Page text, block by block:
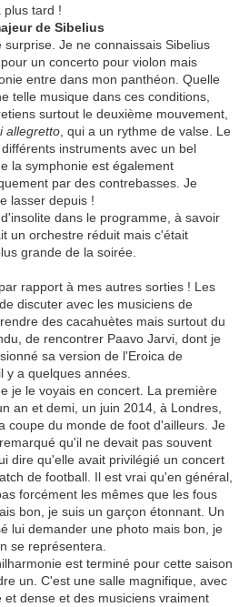
plus tard !
de Sibelius
Je ne connaissais Sibelius
un concerto pour violon mais
entre dans mon panthéon. Quelle
telle musique dans ces conditions,
surtout le deuxième mouvement,
allegretto , qui a un rythme de valse. Le
instruments avec un bel
la symphonie est également
par des contrebasses. Je
lasser depuis !
dans le programme, à savoir
un orchestre réduit mais c'était
grande de la soirée.
rapport à mes autres sorties ! Les
discuter avec les musiciens de
des cacahuètes mais surtout du
de rencontrer Paavo Jarvi, dont je
sa version de l'Eroica de
y a quelques années.
je le voyais en concert. La première
an et demi, un juin 2014, à Londres,
coupe du monde de foot d'ailleurs. Je
qu'il ne devait pas souvent
dire qu'elle avait privilégié un concert
de football. Il est vrai qu'en général,
forcément les mêmes que les fous
bon, je suis un garçon étonnant. Un
lui demander une photo mais bon, je
se représentera.
est terminé pour cette saison
un. C'est une salle magnifique, avec
dense et des musiciens vraiment